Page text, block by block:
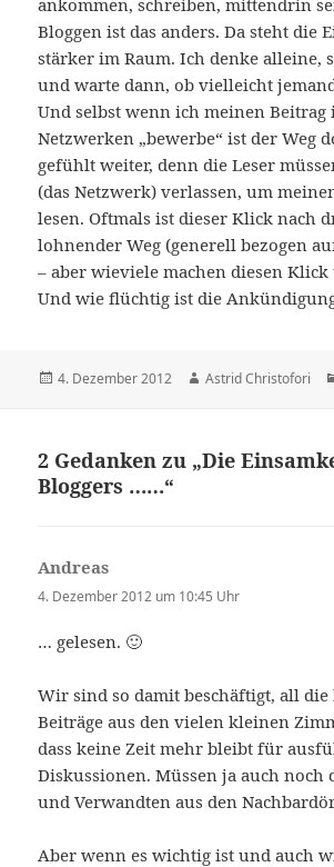
ankommen, schreiben, mittendrin
Bloggen ist das anders. Da steht die
stärker im Raum. Ich denke alleine,
und warte dann, ob vielleicht
Und selbst wenn ich meinen Beitrag
Netzwerken „bewerbe“ ist der Weg
gefühlt weiter, denn die Leser
(das Netzwerk) verlassen, um
lesen. Oftmals ist dieser Klick nach
lohnender Weg (generell bezogen
– aber wieviele machen diesen Klick
Und wie flüchtig ist die
Veröffentlicht
4. Dezember 2012 Autor
Astrid Christofori
2 Gedanken zu „Die
Bloggers ……“
Andreas
4. Dezember 2012 um 10:45 Uhr
… gelesen. 🙂
Wir sind so damit beschäftigt, all
Beiträge aus den vielen kleinen
dass keine Zeit mehr bleibt für
Diskussionen. Müssen ja auch noch
und Verwandten aus den
Aber wenn es wichtig ist und auch